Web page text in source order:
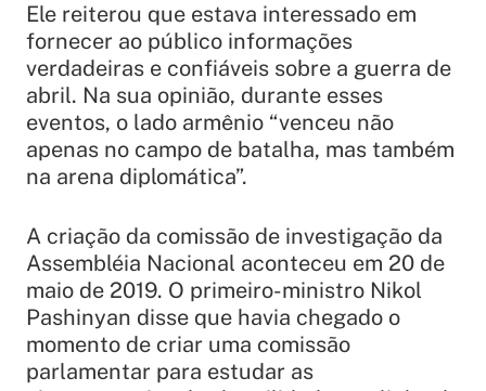
Ele reiterou que estava interessado em
fornecer ao público informações
verdadeiras e confiáveis sobre a guerra de
abril. Na sua opinião, durante esses
eventos, o lado armênio “venceu não
apenas no campo de batalha, mas também
na arena diplomática”.
A criação da comissão de investigação da
Assembléia Nacional aconteceu em 20 de
maio de 2019. O primeiro-ministro Nikol
Pashinyan disse que havia chegado o
momento de criar uma comissão
parlamentar para estudar as